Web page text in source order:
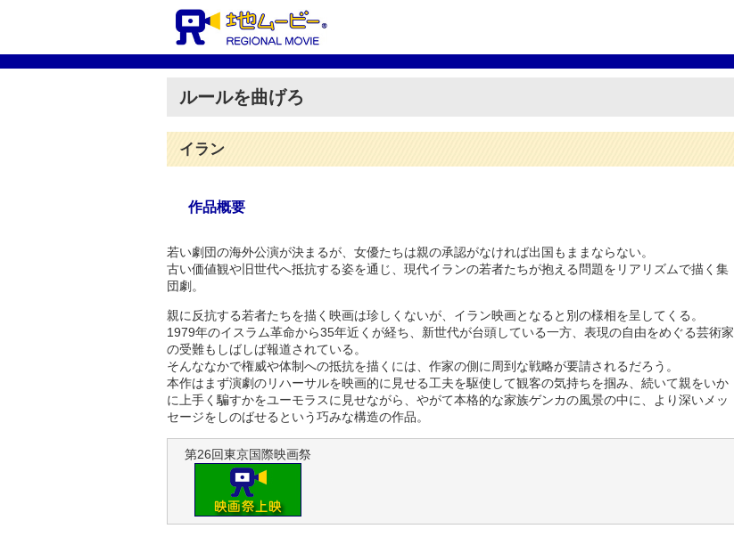
ルールを曲げろ
イラン
作品概要
若い劇団の海外公演が決まるが、女優たちは親の承認がなければ出国もままならない。
古い価値観や旧世代へ抵抗する姿を通じ、現代イランの若者たちが抱える問題をリアリズムで描く集
団劇。
親に反抗する若者たちを描く映画は珍しくないが、イラン映画となると別の様相を呈してくる。
1979年のイスラム革命から35年近くが経ち、新世代が台頭している一方、表現の自由をめぐる芸術家
の受難もしばしば報道されている。
そんななかで権威や体制への抵抗を描くには、作家の側に周到な戦略が要請されるだろう。
本作はまず演劇のリハーサルを映画的に見せる工夫を駆使して観客の気持ちを掴み、続いて親をいか
に上手く騙すかをユーモラスに見せながら、やがて本格的な家族ゲンカの風景の中に、より深いメッ
セージをしのばせるという巧みな構造の作品。
第26回東京国際映画祭